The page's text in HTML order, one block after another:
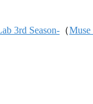
3rd Season- （Muse